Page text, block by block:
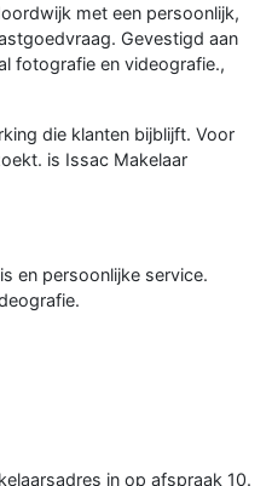
met een persoonlijk,
Gevestigd aan
fotografie en videografie.,
die klanten bijblijft. Voor
is Issac Makelaar
en persoonlijke service.
in op afspraak 10.